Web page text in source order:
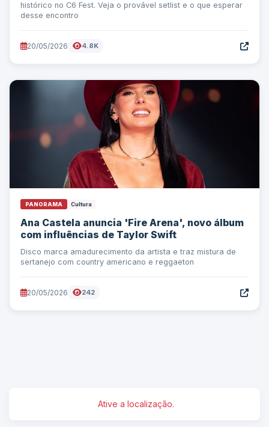
histórico no C6 Fest. Veja o provável setlist e o que esperar
desse encontro
20/05/2026 4.8K
PANORAMA Cultura
Ana Castela anuncia 'Fire Arena', novo álbum
com influências de Taylor Swift
Disco marca amadurecimento da artista e traz mistura de
sertanejo com country americano e reggaeton
20/05/2026 242
Ative a localização.